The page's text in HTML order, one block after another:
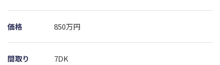
価格 850万円
間取り 7DK